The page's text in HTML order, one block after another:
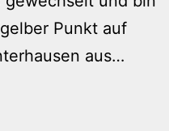
Punkt auf
aus…